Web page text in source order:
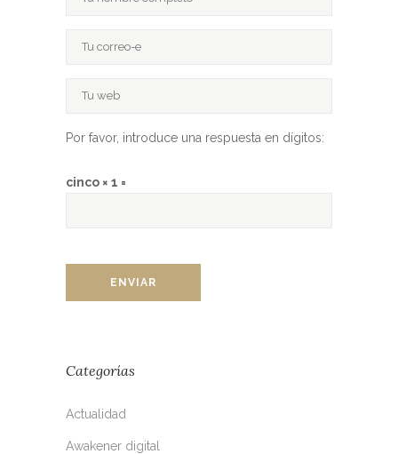
Por favor, introduce una respuesta en dígitos:
cinco × 1 =
Categorías
Actualidad
Awakener digital